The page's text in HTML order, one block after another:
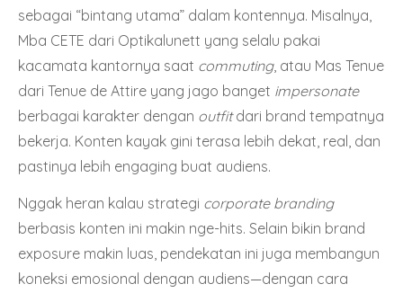
sebagai “bintang utama” dalam kontennya. Misalnya,
Mba CETE dari Optikalunett yang selalu pakai
kacamata kantornya saat commuting, atau Mas Tenue
dari Tenue de Attire yang jago banget impersonate
berbagai karakter dengan outfitdari brand tempatnya
bekerja. Konten kayak gini terasa lebih dekat, real, dan
pastinya lebih engaging buat audiens.
Nggak heran kalau strategi corporate branding
berbasis konten ini makin nge-hits. Selain bikin brand
exposure makin luas, pendekatan ini juga membangun
koneksi emosional dengan audiens—dengan cara